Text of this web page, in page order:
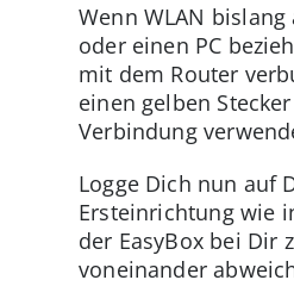
Wenn WLAN bislang
oder einen PC
mit dem Router
einen gelben
Verbindung
Logge Dich nun auf
Ersteinrichtung wie
der EasyBox bei Dir
voneinander